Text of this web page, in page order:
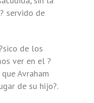
servido de
de los
ver en el ?
Avraham
de su hijo?.